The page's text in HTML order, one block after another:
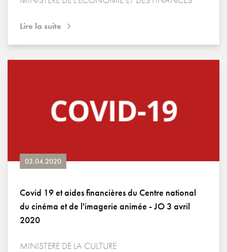
Lire la suite
03.04.2020
Covid 19 et aides financières du Centre national
du cinéma et de l'imagerie animée - JO 3 avril
2020
MINISTERE DE LA CULTURE